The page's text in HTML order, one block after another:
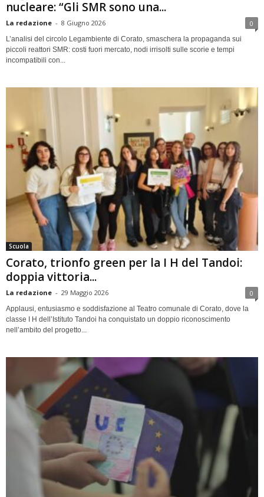
nucleare: “Gli SMR sono una...
La redazione - 8 Giugno 2026 0
L’analisi del circolo Legambiente di Corato, smaschera la propaganda sui
piccoli reattori SMR: costi fuori mercato, nodi irrisolti sulle scorie e tempi
incompatibili con...
Scuola
Corato, trionfo green per la I H del Tandoi:
doppia vittoria...
La redazione - 29 Maggio 2026 0
Applausi, entusiasmo e soddisfazione al Teatro comunale di Corato, dove la
classe I H dell’Istituto Tandoi ha conquistato un doppio riconoscimento
nell’ambito del progetto...